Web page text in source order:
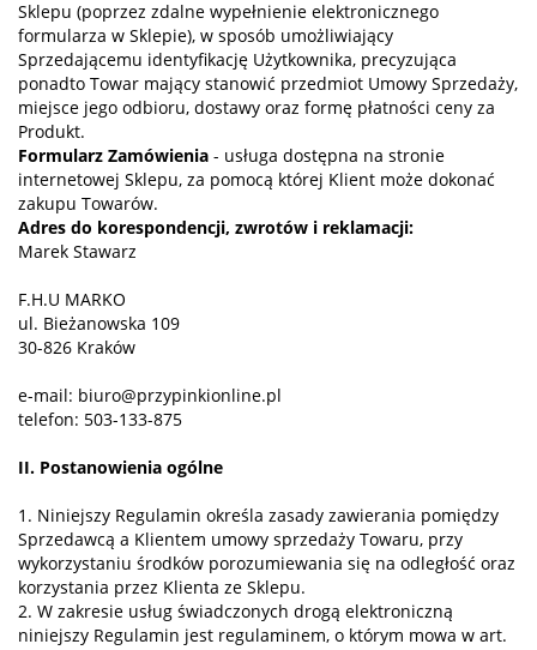
Sklepu (poprzez zdalne wypełnienie elektronicznego
formularza w Sklepie), w sposób umożliwiający
Sprzedającemu identyfikację Użytkownika, precyzująca
ponadto Towar mający stanowić przedmiot Umowy Sprzedaży,
miejsce jego odbioru, dostawy oraz formę płatności ceny za
Produkt.
Formularz Zamówienia - usługa dostępna na stronie
internetowej Sklepu, za pomocą której Klient może dokonać
zakupu Towarów.
Adres do korespondencji, zwrotów i reklamacji:
Marek Stawarz
F.H.U MARKO
ul. Bieżanowska 109
30-826 Kraków
e-mail: biuro@przypinkionline.pl
telefon: 503-133-875
II. Postanowienia ogólne
1. Niniejszy Regulamin określa zasady zawierania pomiędzy
Sprzedawcą a Klientem umowy sprzedaży Towaru, przy
wykorzystaniu środków porozumiewania się na odległość oraz
korzystania przez Klienta ze Sklepu.
2. W zakresie usług świadczonych drogą elektroniczną
niniejszy Regulamin jest regulaminem, o którym mowa w art.